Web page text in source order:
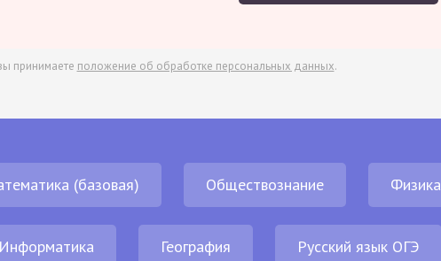
принимаете положение об обработке персональных данных.
(базовая) Обществознание Физика
Информатика География Русский язык ОГЭ